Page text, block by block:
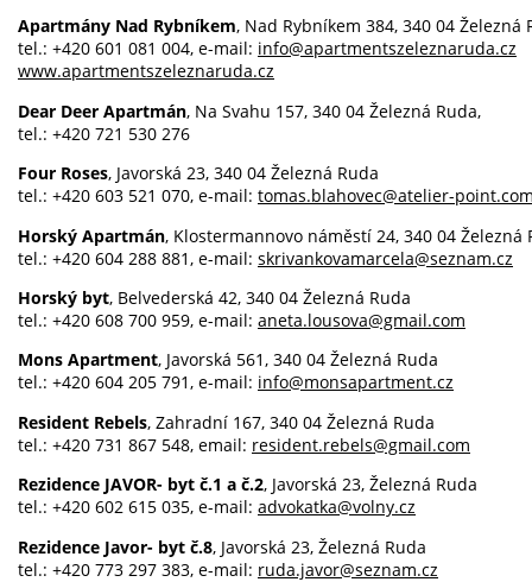
Apartmány Nad Rybníkem, Nad Rybníkem 384, 340 04 Železná
tel.: +420 601 081 004, e-mail: info@apartmentszeleznaruda.cz
www.apartmentszeleznaruda.cz
Dear Deer Apartmán, Na Svahu 157, 340 04 Železná Ruda,
tel.: +420 721 530 276
Four Roses, Javorská 23, 340 04 Železná Ruda
tel.: +420 603 521 070, e-mail: tomas.blahovec@atelier-
Horský Apartmán, Klostermannovo náměstí 24, 340 04 Železná
tel.: +420 604 288 881, e-mail: skrivankovamarcela@seznam.cz
Horský byt, Belvederská 42, 340 04 Železná Ruda
tel.: +420 608 700 959, e-mail: aneta.lousova@gmail.com
Mons Apartment, Javorská 561, 340 04 Železná Ruda
tel.: +420 604 205 791, e-mail: info@monsapartment.cz
Resident Rebels, Zahradní 167, 340 04 Železná Ruda
tel.: +420 731 867 548, email: resident.rebels@gmail.com
Rezidence JAVOR- byt č.1 a č.2, Javorská 23, Železná Ruda
tel.: +420 602 615 035, e-mail: advokatka@volny.cz
Rezidence Javor- byt č.8, Javorská 23, Železná Ruda
tel.: +420 773 297 383, e-mail: ruda.javor@seznam.cz